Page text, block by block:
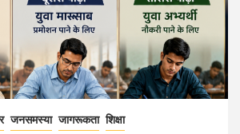
जनसमस्या जागरूकता शिक्षा